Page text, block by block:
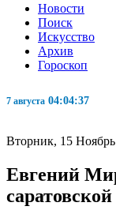
Новости
Поиск
Искусство
Архив
Гороскоп
7 августа 04:04:37
Вторник, 15
Евгений